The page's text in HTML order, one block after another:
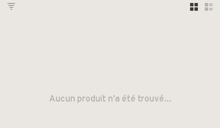
Aucun produit n'a été trouvé...